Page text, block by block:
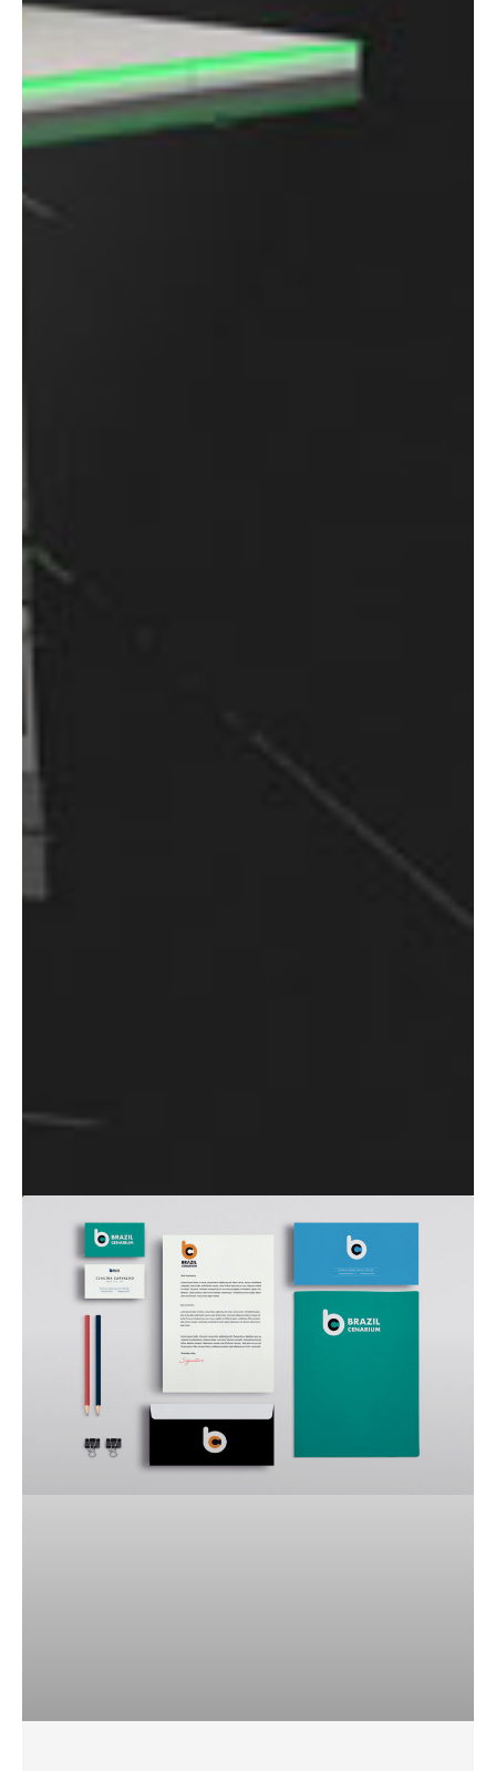
O
ANTERIOR
Projeto Xerox KickOff 2012 – Crescimento
PRÓXIMO
Projeto Stand LSK/Xerox – Fotografar 2017
Jobs
relacionados...